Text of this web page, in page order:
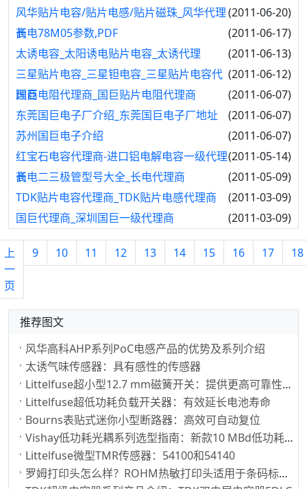
(2011-06-20)
风华贴片电容/贴片电感/贴片磁珠_风华代理
商
(2011-06-17)
长电78M05参数,PDF
(2011-06-13)
太诱电容_太阳诱电贴片电容_太诱代理
(2011-06-12)
三星贴片电容_三星钽电容_三星贴片电容代
理商
(2011-06-07)
国巨电阻代理商_国巨贴片电阻代理商
(2011-06-07)
东莞国巨电子厂介绍_东莞国巨电子厂地址
(2011-06-07)
苏州国巨电子介绍
(2011-05-14)
红宝石电容代理商-进口铝电解电容一级代理
商
(2011-05-09)
长电二三极管型号大全_长电代理商
(2011-03-09)
TDK贴片电容代理商_TDK贴片电感代理商
(2011-03-09)
国巨代理商_深圳国巨一级代理商
上
一
页
9 10 11 12 13 14 15 16 17 18
推荐图文
风华高科AHP系列PoC电感产品的优势及系列介绍
太诱气味传感器：具有感性的传感器
Littelfuse超小型12.7 mm磁簧开关：提供更高可靠性、更长使用寿命
Littelfuse超低功耗负载开关器：有效延长电池寿命
Bourns表贴式迷你小型断路器：高效可自动复位
Vishay低功耗光耦系列选型指南：新款10 MBd低功耗光耦
Littelfuse微型TMR传感器：54100和54140
罗姆打印头怎么样？ROHM热敏打印头适用于条码标签打印应用